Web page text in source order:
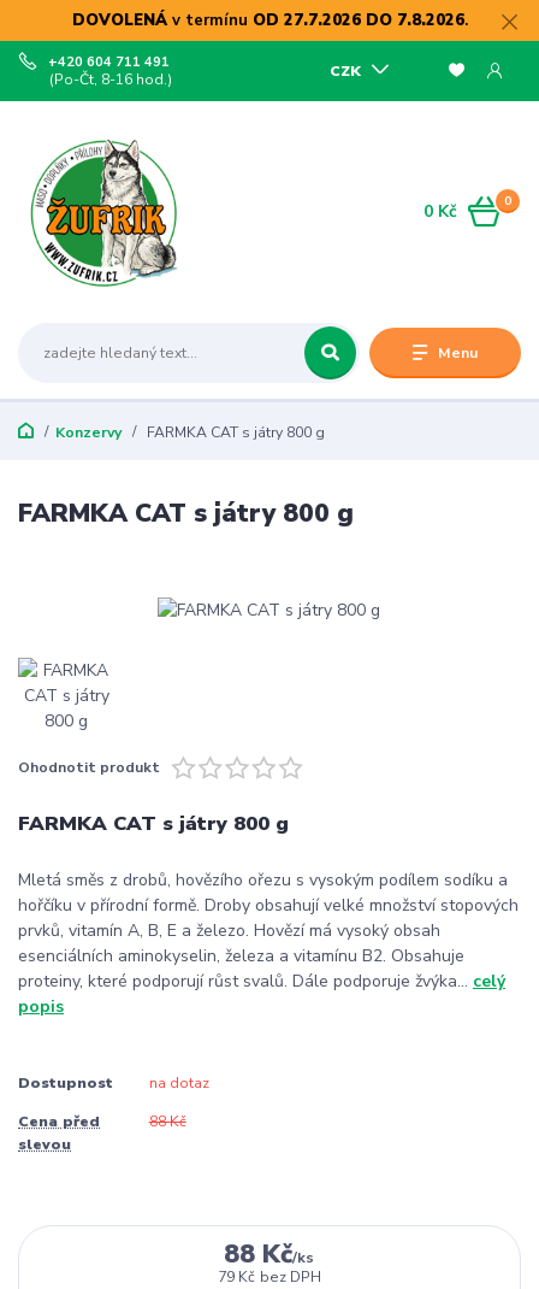
DOVOLENÁv termínu OD 27.7.2026 DO 7.8.2026.
Menu
CZK
+420 604 711 491
(Po-Čt, 8-16 hod.)
0
0 Kč
Konzervy FARMKA CAT s játry 800 g
FARMKA CAT s játry 800 g
Ohodnotit produkt
FARMKA CAT s játry 800 g
Mletá směs z drobů, hovězího ořezu s vysokým podílem sodíku a
hořčíku v přírodní formě. Droby obsahují velké množství stopových
prvků, vitamín A, B, E a železo. Hovězí má vysoký obsah
esenciálních aminokyselin, železa a vitamínu B2. Obsahuje
proteiny, které podporují růst svalů. Dále podporuje žvýka... celý
popis
Dostupnost na dotaz
Cena před
slevou
88 Kč
88 Kč/ks
79 Kč bez DPH